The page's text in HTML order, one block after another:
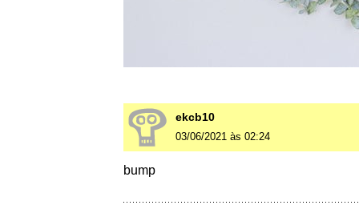
ekcb10
03/06/2021 às 02:24
bump